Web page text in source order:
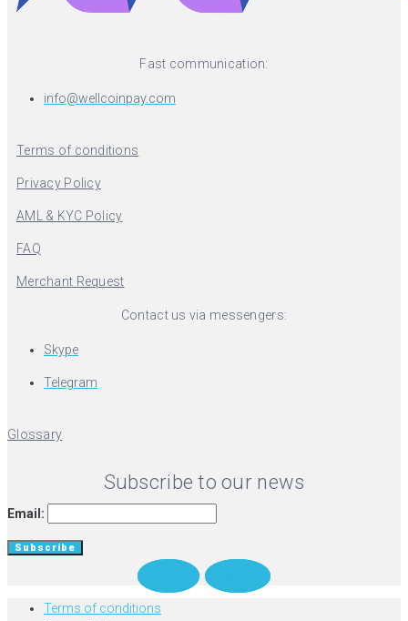
Fast communication:
info@wellcoinpay.com
Terms of conditions
Privacy Policy
AML & KYC Policy
FAQ
Merchant Request
Contact us via messengers:
Skype
Telegram
Glossary
Subscribe to our news
Email:
Terms of conditions